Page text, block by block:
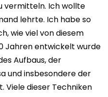
vermitteln. Ich wollte
lehrte. Ich habe so
wie viel von diesem
Jahren entwickelt wurde
Aufbaus, der
und insbesondere der
Viele dieser Techniken